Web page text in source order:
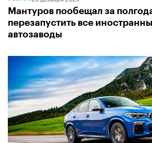
Мантуров пообещал за
перезапустить все
автозаводы